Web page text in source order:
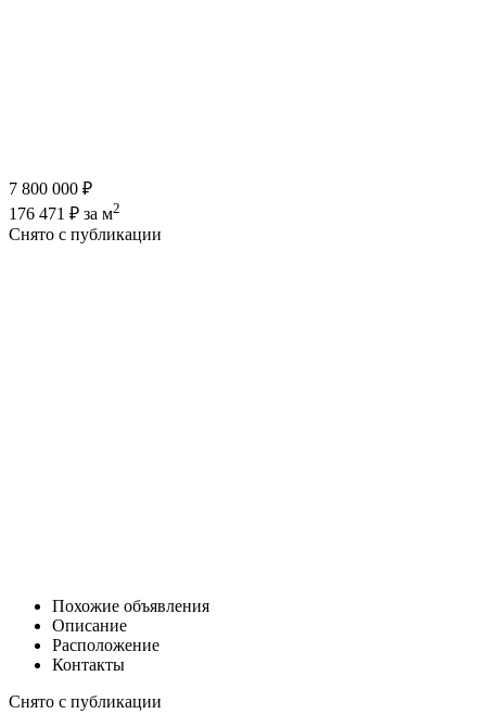
7 800 000 ₽
176 471 ₽ за м2
Снято с публикации
Похожие объявления
Описание
Расположение
Контакты
Снято с публикации